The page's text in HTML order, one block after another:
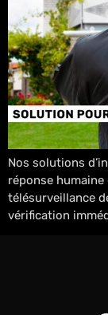
Nos solutions
réponse
télésurveillance
vérification